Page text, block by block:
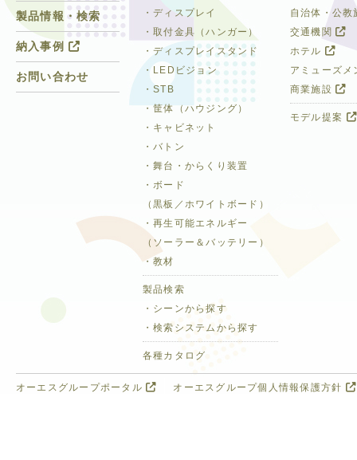
製品情報・検索
納入事例
お問い合わせ
自治体・公教
交通機関
ホテル
アミューズ
商業施設
モデル提案
・ディスプレイ
・取付金具（ハンガー）
・ディスプレイスタンド
・LEDビジョン
・STB
・筐体（ハウジング）
・キャビネット
・バトン
・舞台・からくり装置
・ボード
（黒板／ホワイトボード）
・再生可能エネルギー
（ソーラー＆バッテリー）
・教材
製品検索
・シーンから探す
・検索システムから探す
各種カタログ
オーエスグループポータル オーエスグループ個人情報保護方針